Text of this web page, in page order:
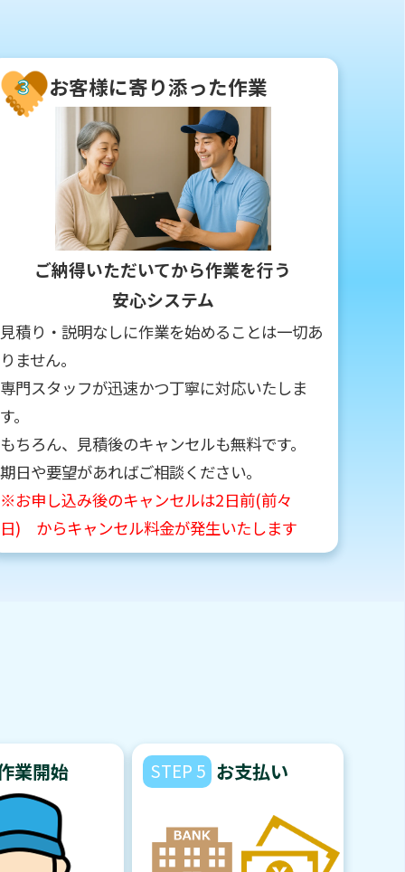
３ お客様に寄り添った作業
ご納得いただいてから作業を行う
安心システム
見積り・説明なしに作業を始めることは一切あ
りません。
専門スタッフが迅速かつ丁寧に対応いたしま
す。
もちろん、見積後のキャンセルも無料です。
期日や要望があればご相談ください。
※お申し込み後のキャンセルは2日前(前々
日) からキャンセル料金が発生いたします
業開始 STEP 5 お支払い